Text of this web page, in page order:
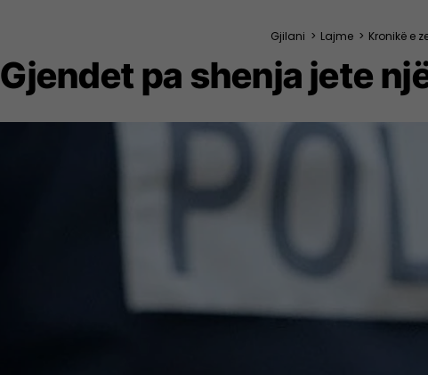
Gjilani > Lajme > Kronikë e
Gjendet pa shenja jete